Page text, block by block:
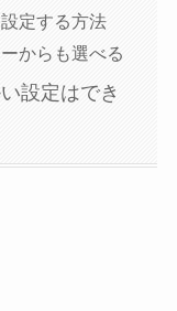
定する方法
からも選べる
設定はでき